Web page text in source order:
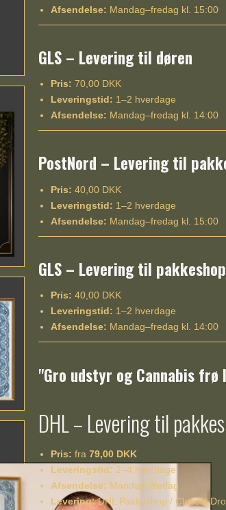
Afsendelse: Mandag–fredag kl. 15:00
GLS – Levering til døren
Pris: 70,00 DKK
Leveringstid: 1–2 hverdage
Afsendelse: Mandag–fredag kl. 14:00
PostNord – Levering til
Pris: 40,00 DKK
Leveringstid: 1–2 hverdage
Afsendelse: Mandag–fredag kl. 15:00
GLS – Levering til pakkeshop
Pris: 40,00 DKK
Leveringstid: 1–2 hverdage
Afsendelse: Mandag–fredag kl. 14:00
"Gro udstyr og Cannabis frø
DHL – Levering til
Pris: fra 79,00 DKK
Leveringstid: 2–4 hverdage
Afsendelse: Mandag–fredag
Levering:DHL Pakkeshop / Closest